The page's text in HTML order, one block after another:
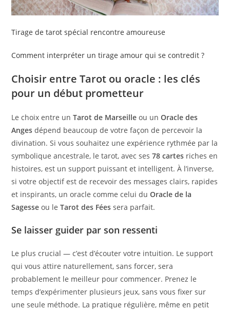
Tirage de tarot spécial rencontre amoureuse
Comment interpréter un tirage amour qui se contredit ?
Choisir entre Tarot ou oracle : les clés
pour un début prometteur
Le choix entre unTarot de Marseille ou unOracle des
Anges dépend beaucoup de votre façon de percevoir la
divination. Si vous souhaitez une expérience rythmée par la
symbolique ancestrale, le tarot, avec ses78 cartes riches en
histoires, est un support puissant et intelligent. À l’inverse,
si votre objectif est de recevoir des messages clairs, rapides
et inspirants, un oracle comme celui duOracle de la
Sagesse ou leTarot des Fées sera parfait.
Se laisser guider par son ressenti
Le plus crucial — c’est d’écouter votre intuition. Le support
qui vous attire naturellement, sans forcer, sera
probablement le meilleur pour commencer. Prenez le
temps d’expérimenter plusieurs jeux, sans vous fixer sur
une seule méthode. La pratique régulière, même en petit